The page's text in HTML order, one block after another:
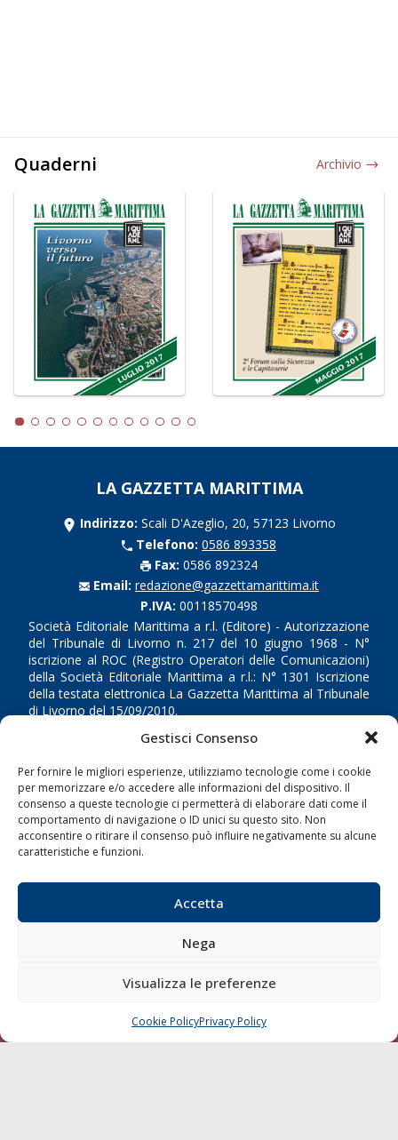
Gestisci Consenso
Per fornire le migliori esperienze, utilizziamo tecnologie come i cookie
per memorizzare e/o accedere alle informazioni del dispositivo. Il
consenso a queste tecnologie ci permetterà di elaborare dati come il
comportamento di navigazione o ID unici su questo sito. Non
acconsentire o ritirare il consenso può influire negativamente su alcune
caratteristiche e funzioni.
Accetta
Nega
Visualizza le preferenze
Cookie PolicyPrivacy Policy
Quaderni Archivio
LA GAZZETTA MARITTIMA
Indirizzo: Scali D'Azeglio, 20, 57123 Livorno
Telefono: 0586 893358
Fax: 0586 892324
Email: redazione@gazzettamarittima.it
P.IVA: 00118570498
Società Editoriale Marittima a r.l. (Editore) - Autorizzazione
del Tribunale di Livorno n. 217 del 10 giugno 1968 - N°
iscrizione al ROC (Registro Operatori delle Comunicazioni)
della Società Editoriale Marittima a r.l.: N° 1301 Iscrizione
della testata elettronica La Gazzetta Marittima al Tribunale
di Livorno del 15/09/2010.
LINK
Shipping
Porti/Interporti
Trasporti
Sostenibilità
Compagnie di Navigazione
Blue economy
Diporto
Contatti
CHIAMA SCRIVI